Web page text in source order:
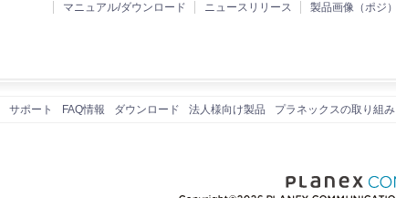
マニュアル/ダウンロード
ニュースリリース 製品画像（ポジ）
サポート FAQ情報 ダウンロード 法人様向け製品 プラネックスの取り組み